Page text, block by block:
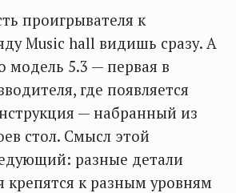
проигрывателя к
Music hall видишь сразу. А
модель 5.3 — первая в
где появляется
— набранный из
стол. Смысл этой
разные детали
крепятся к разным уровням